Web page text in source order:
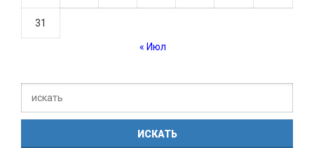
31
« Июл